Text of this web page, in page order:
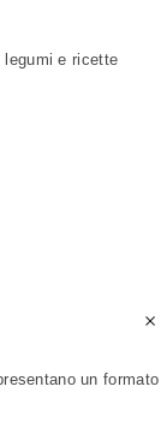
legumi e ricette
un formato